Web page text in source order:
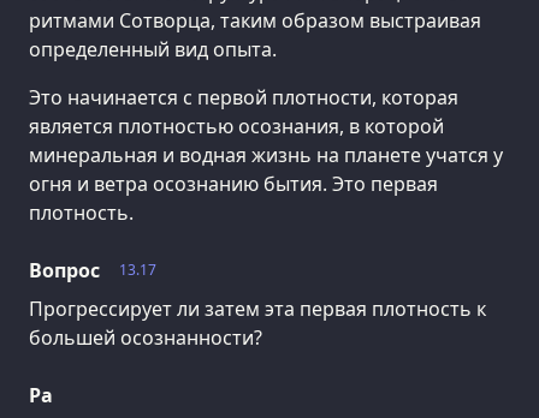
ритмами Сотворца, таким образом выстраивая
определенный вид опыта.
Это начинается с первой плотности, которая
является плотностью осознания, в которой
минеральная и водная жизнь на планете учатся у
огня и ветра осознанию бытия. Это первая
плотность.
13.17
Вопрос
Прогрессирует ли затем эта первая плотность к
большей осознанности?
Ра